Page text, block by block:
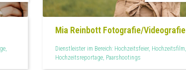
Mia Reinbott Fotografie/Videografie
Dienstleister im Bereich: Hochzeitsfeier, Hochzeitsfilm,
Hochzeitsreportage, Paarshootings